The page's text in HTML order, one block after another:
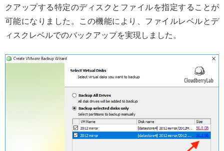
クアップする特定のディスクとファイルを指定することが
可能になりました。この機能により、ファイルレベルとデ
ィスクレベルでのバックアップを実現しました。